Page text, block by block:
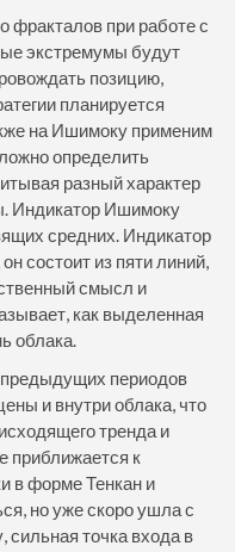
фракталов при работе с
экстремумы будут
позицию,
планируется
на Ишимоку применим
определить
разный характер
Индикатор Ишимоку
средних. Индикатор
состоит из пяти линий,
смысл и
как выделенная
облака.
предыдущих периодов
и внутри облака, что
тренда и
приближается к
в форме Тенкан и
но уже скоро ушла с
сильная точка входа в